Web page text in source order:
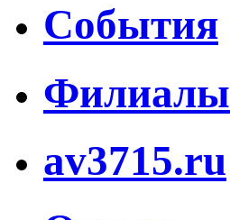
События
Филиалы
av3715.ru